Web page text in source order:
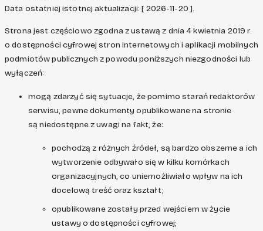
Data ostatniej istotnej aktualizacji: [ 2026-11-20 ].
Strona jest częściowo zgodna z ustawą z dnia 4 kwietnia 2019 r.
o dostępności cyfrowej stron internetowych i aplikacji mobilnych
podmiotów publicznych z powodu poniższych niezgodności lub
wyłączeń:
mogą zdarzyć się sytuacje, że pomimo starań redaktorów
serwisu, pewne dokumenty opublikowane na stronie
są niedostępne z uwagi na fakt, że:
pochodzą z różnych źródeł, są bardzo obszerne a ich
wytworzenie odbywało się w kilku komórkach
organizacyjnych, co uniemożliwiało wpływ na ich
docelową treść oraz kształt;
opublikowane zostały przed wejściem w życie
ustawy o dostępności cyfrowej;